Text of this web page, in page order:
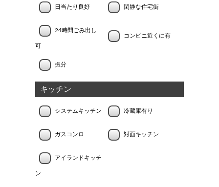
日当たり良好 閑静な住宅街
24時間ごみ出し
可
コンビニ近くに有
振分
キッチン
システムキッチン 冷蔵庫有り
ガスコンロ 対面キッチン
アイランドキッチ
ン